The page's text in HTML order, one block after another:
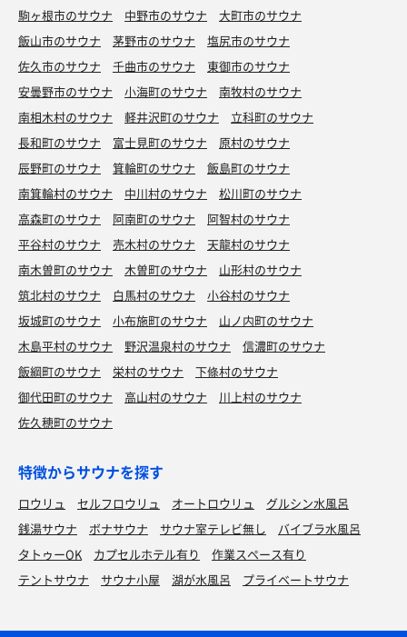
駒ヶ根市のサウナ
中野市のサウナ
大町市のサウナ
飯山市のサウナ
茅野市のサウナ
塩尻市のサウナ
佐久市のサウナ
千曲市のサウナ
東御市のサウナ
安曇野市のサウナ
小海町のサウナ
南牧村のサウナ
南相木村のサウナ
軽井沢町のサウナ
立科町のサウナ
長和町のサウナ
富士見町のサウナ
原村のサウナ
辰野町のサウナ
箕輪町のサウナ
飯島町のサウナ
南箕輪村のサウナ
中川村のサウナ
松川町のサウナ
高森町のサウナ
阿南町のサウナ
阿智村のサウナ
平谷村のサウナ
売木村のサウナ
天龍村のサウナ
南木曽町のサウナ
木曽町のサウナ
山形村のサウナ
筑北村のサウナ
白馬村のサウナ
小谷村のサウナ
坂城町のサウナ
小布施町のサウナ
山ノ内町のサウナ
木島平村のサウナ
野沢温泉村のサウナ
信濃町のサウナ
飯綱町のサウナ
栄村のサウナ
下條村のサウナ
御代田町のサウナ
高山村のサウナ
川上村のサウナ
佐久穂町のサウナ
特徴からサウナを探す
ロウリュ セルフロウリュ オートロウリュ
グルシン水風呂
銭湯サウナ
ボナサウナ サウナ室テレビ無し
バイブラ水風呂
タトゥーOK
カプセルホテル有り
作業スペース有り
テントサウナ
サウナ小屋 湖が水風呂 プライベートサウナ